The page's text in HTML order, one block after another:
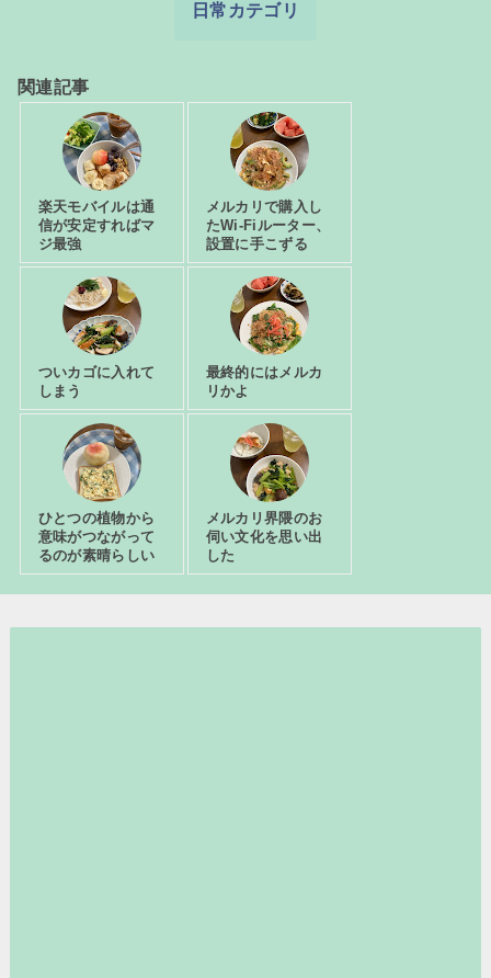
日常カテゴリ
関連記事
楽天モバイルは通
信が安定すればマ
ジ最強
メルカリで購入し
たWi-Fiルーター、
設置に手こずる
ついカゴに入れて
しまう
最終的にはメルカ
リかよ
ひとつの植物から
意味がつながって
るのが素晴らしい
メルカリ界隈のお
伺い文化を思い出
した